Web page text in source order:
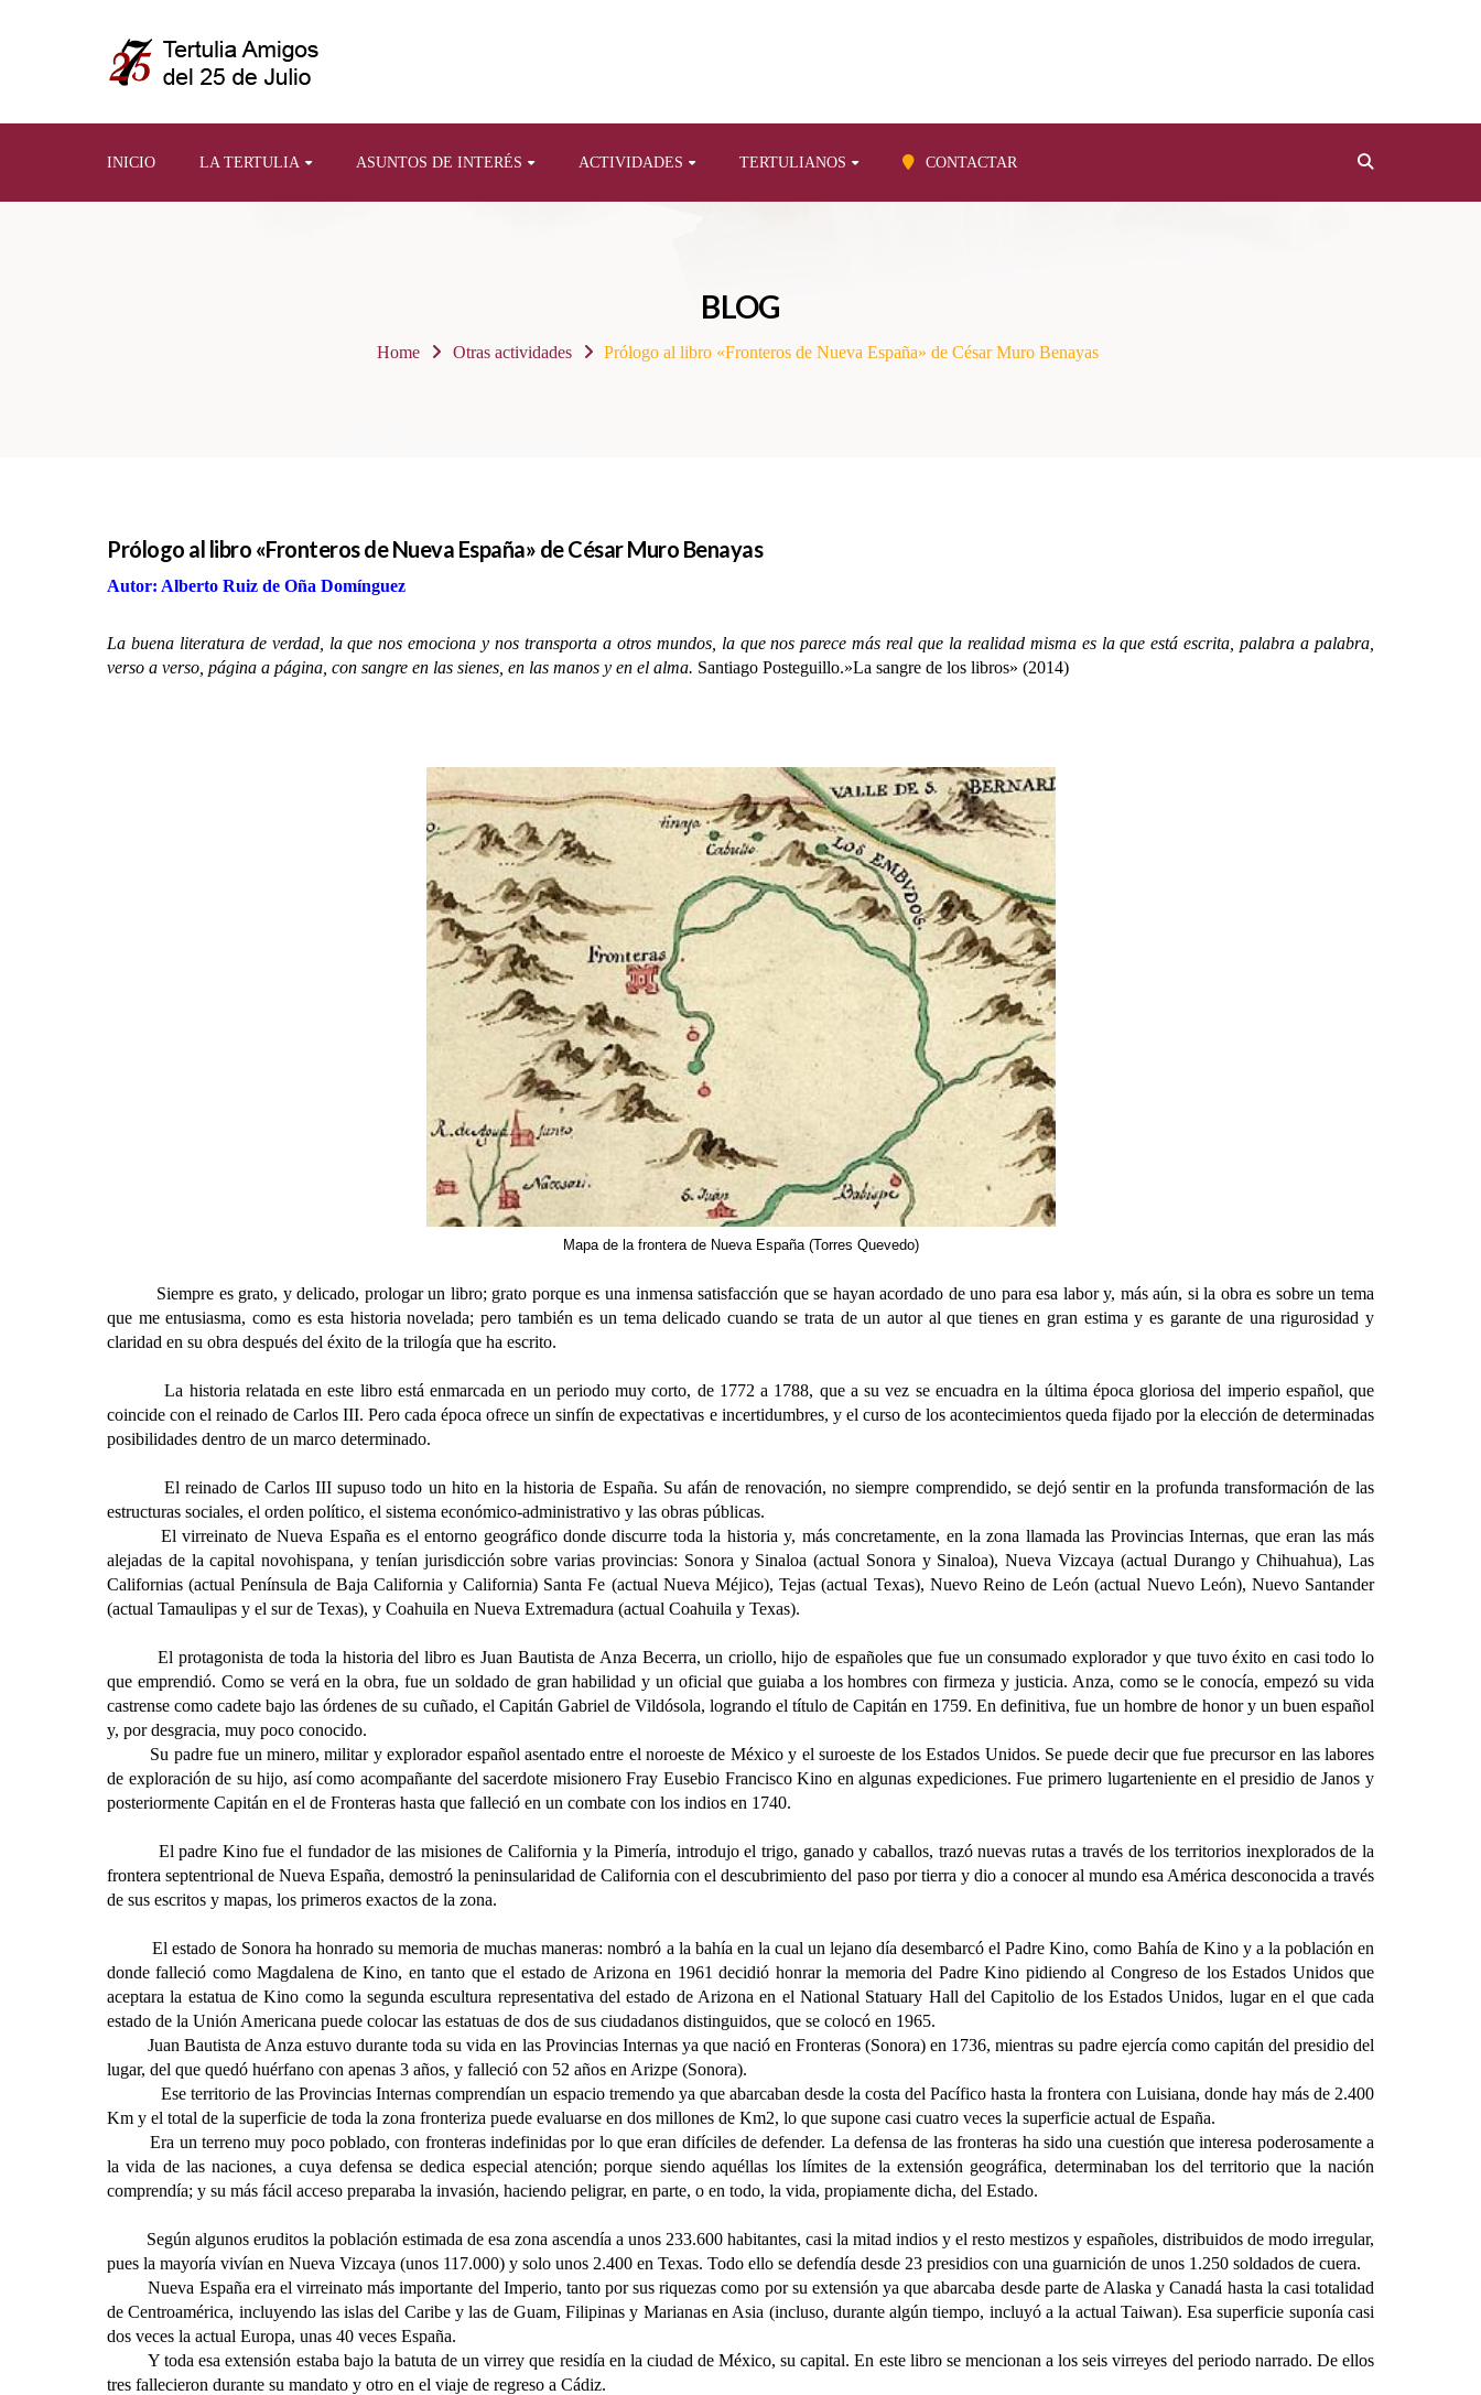
INICIO LA TERTULIA ASUNTOS DE INTERÉS ACTIVIDADES TERTULIANOS CONTACTAR
BLOG
Home Otras actividades Prólogo al libro «Fronteros de Nueva España» de César Muro Benayas
Prólogo al libro «Fronteros de Nueva España» de César Muro Benayas
Autor: Alberto Ruiz de Oña Domínguez
La buena literatura de verdad, la que nos emociona y nos transporta a otros mundos, la que nos parece más real que la realidad misma es la que está escrita, palabra a palabra,
verso a verso, página a página, con sangre en las sienes, en las manos y en el alma. Santiago Posteguillo.»La sangre de los libros» (2014)
Mapa de la frontera de Nueva España (Torres Quevedo)
Siempre es grato, y delicado, prologar un libro; grato porque es una inmensa satisfacción que se hayan acordado de uno para esa labor y, más aún, si la obra es sobre un tema
que me entusiasma, como es esta historia novelada; pero también es un tema delicado cuando se trata de un autor al que tienes en gran estima y es garante de una rigurosidad y
claridad en su obra después del éxito de la trilogía que ha escrito.
La historia relatada en este libro está enmarcada en un periodo muy corto, de 1772 a 1788, que a su vez se encuadra en la última época gloriosa del imperio español, que
coincide con el reinado de Carlos III. Pero cada época ofrece un sinfín de expectativas e incertidumbres, y el curso de los acontecimientos queda fijado por la elección de determinadas
posibilidades dentro de un marco determinado.
El reinado de Carlos III supuso todo un hito en la historia de España. Su afán de renovación, no siempre comprendido, se dejó sentir en la profunda transformación de las
estructuras sociales, el orden político, el sistema económico-administrativo y las obras públicas.
El virreinato de Nueva España es el entorno geográfico donde discurre toda la historia y, más concretamente, en la zona llamada las Provincias Internas, que eran las más
alejadas de la capital novohispana, y tenían jurisdicción sobre varias provincias: Sonora y Sinaloa (actual Sonora y Sinaloa), Nueva Vizcaya (actual Durango y Chihuahua), Las
Californias (actual Península de Baja California y California) Santa Fe (actual Nueva Méjico), Tejas (actual Texas), Nuevo Reino de León (actual Nuevo León), Nuevo Santander
(actual Tamaulipas y el sur de Texas), y Coahuila en Nueva Extremadura (actual Coahuila y Texas).
El protagonista de toda la historia del libro es Juan Bautista de Anza Becerra, un criollo, hijo de españoles que fue un consumado explorador y que tuvo éxito en casi todo lo
que emprendió. Como se verá en la obra, fue un soldado de gran habilidad y un oficial que guiaba a los hombres con firmeza y justicia. Anza, como se le conocía, empezó su vida
castrense como cadete bajo las órdenes de su cuñado, el Capitán Gabriel de Vildósola, logrando el título de Capitán en 1759. En definitiva, fue un hombre de honor y un buen español
y, por desgracia, muy poco conocido.
Su padre fue un minero, militar y explorador español asentado entre el noroeste de México y el suroeste de los Estados Unidos. Se puede decir que fue precursor en las labores
de exploración de su hijo, así como acompañante del sacerdote misionero Fray Eusebio Francisco Kino en algunas expediciones. Fue primero lugarteniente en el presidio de Janos y
posteriormente Capitán en el de Fronteras hasta que falleció en un combate con los indios en 1740.
El padre Kino fue el fundador de las misiones de California y la Pimería, introdujo el trigo, ganado y caballos, trazó nuevas rutas a través de los territorios inexplorados de la
frontera septentrional de Nueva España, demostró la peninsularidad de California con el descubrimiento del paso por tierra y dio a conocer al mundo esa América desconocida a través
de sus escritos y mapas, los primeros exactos de la zona.
El estado de Sonora ha honrado su memoria de muchas maneras: nombró a la bahía en la cual un lejano día desembarcó el Padre Kino, como Bahía de Kino y a la población en
donde falleció como Magdalena de Kino, en tanto que el estado de Arizona en 1961 decidió honrar la memoria del Padre Kino pidiendo al Congreso de los Estados Unidos que
aceptara la estatua de Kino como la segunda escultura representativa del estado de Arizona en el National Statuary Hall del Capitolio de los Estados Unidos, lugar en el que cada
estado de la Unión Americana puede colocar las estatuas de dos de sus ciudadanos distinguidos, que se colocó en 1965.
Juan Bautista de Anza estuvo durante toda su vida en las Provincias Internas ya que nació en Fronteras (Sonora) en 1736, mientras su padre ejercía como capitán del presidio del
lugar, del que quedó huérfano con apenas 3 años, y falleció con 52 años en Arizpe (Sonora).
Ese territorio de las Provincias Internas comprendían un espacio tremendo ya que abarcaban desde la costa del Pacífico hasta la frontera con Luisiana, donde hay más de 2.400
Km y el total de la superficie de toda la zona fronteriza puede evaluarse en dos millones de Km2, lo que supone casi cuatro veces la superficie actual de España.
Era un terreno muy poco poblado, con fronteras indefinidas por lo que eran difíciles de defender. La defensa de las fronteras ha sido una cuestión que interesa poderosamente a
la vida de las naciones, a cuya defensa se dedica especial atención; porque siendo aquéllas los límites de la extensión geográfica, determinaban los del territorio que la nación
comprendía; y su más fácil acceso preparaba la invasión, haciendo peligrar, en parte, o en todo, la vida, propiamente dicha, del Estado.
Según algunos eruditos la población estimada de esa zona ascendía a unos 233.600 habitantes, casi la mitad indios y el resto mestizos y españoles, distribuidos de modo irregular,
pues la mayoría vivían en Nueva Vizcaya (unos 117.000) y solo unos 2.400 en Texas. Todo ello se defendía desde 23 presidios con una guarnición de unos 1.250 soldados de cuera.
Nueva España era el virreinato más importante del Imperio, tanto por sus riquezas como por su extensión ya que abarcaba desde parte de Alaska y Canadá hasta la casi totalidad
de Centroamérica, incluyendo las islas del Caribe y las de Guam, Filipinas y Marianas en Asia (incluso, durante algún tiempo, incluyó a la actual Taiwan). Esa superficie suponía casi
dos veces la actual Europa, unas 40 veces España.
Y toda esa extensión estaba bajo la batuta de un virrey que residía en la ciudad de México, su capital. En este libro se mencionan a los seis virreyes del periodo narrado. De ellos
tres fallecieron durante su mandato y otro en el viaje de regreso a Cádiz.